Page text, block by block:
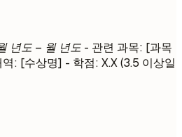
년도 – 월 년도 - 관련 과목: [과목
: [수상명] - 학점: X.X (3.5 이상일